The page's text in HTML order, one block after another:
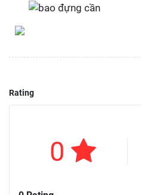
Rating
0